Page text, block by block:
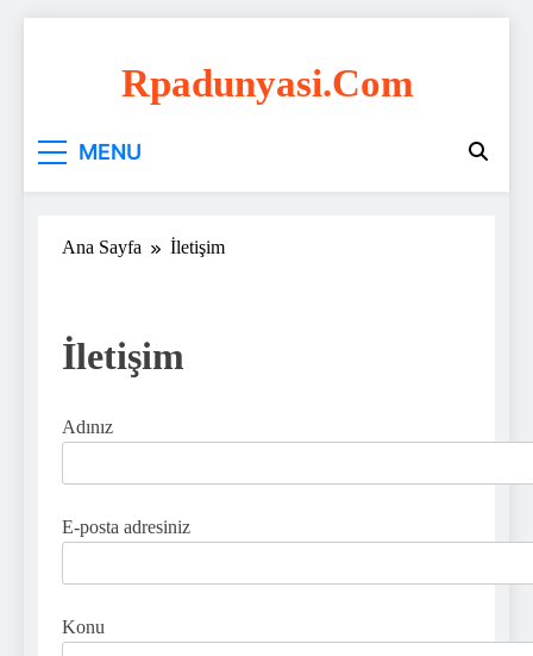
Rpadunyasi.com
Çözümleri!
MENU
Ana Sayfa İletişim
İletişim
Adınız
E-posta adresiniz
Konu